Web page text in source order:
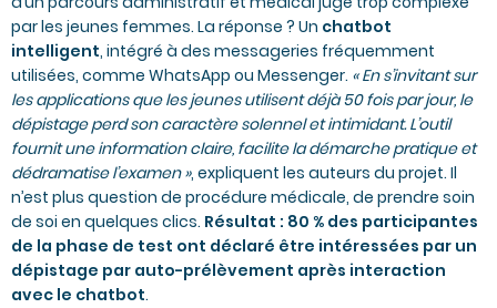
par les jeunes femmes. La réponse ? Un chatbot
intelligent, intégré à des messageries fréquemment
utilisées, comme WhatsApp ou Messenger. « En s’invitant sur
les applications que les jeunes utilisent déjà 50 fois par jour, le
dépistage perd son caractère solennel et intimidant. L’outil
fournit une information claire, facilite la démarche pratique et
dédramatise l’examen», expliquent les auteurs du projet. Il
n’est plus question de procédure médicale, de prendre soin
de soi en quelques clics. Résultat : 80 % des participantes
de la phase de test ont déclaré être intéressées par un
dépistage par auto-prélèvement après interaction
avec le chatbot.